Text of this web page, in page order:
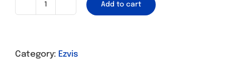
2
Add to cart
Category: Ezvis